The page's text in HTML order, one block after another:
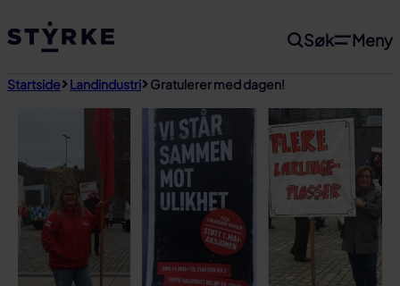
til
Søk Meny
Startside Landindustri Gratulerer med dagen!